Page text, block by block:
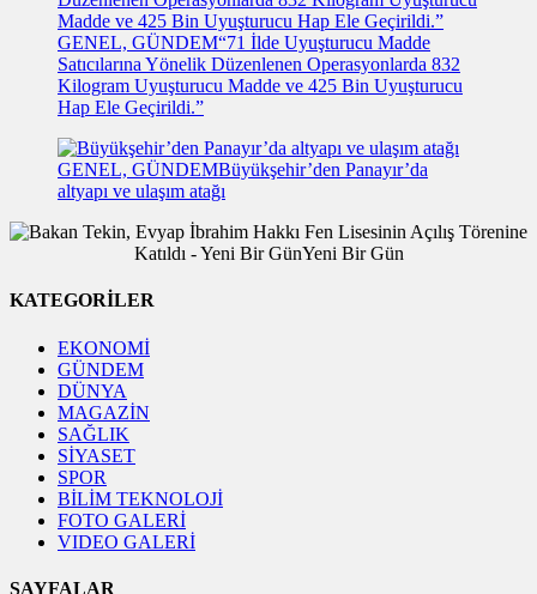
GENEL, GÜNDEM“71 İlde Uyuşturucu Madde
Satıcılarına Yönelik Düzenlenen Operasyonlarda 832
Kilogram Uyuşturucu Madde ve 425 Bin Uyuşturucu
Hap Ele Geçirildi.”
GENEL, GÜNDEMBüyükşehir’den Panayır’da
altyapı ve ulaşım atağı
KATEGORİLER
EKONOMİ
GÜNDEM
DÜNYA
MAGAZİN
SAĞLIK
SİYASET
SPOR
BİLİM TEKNOLOJİ
FOTO GALERİ
VIDEO GALERİ
SAYFALAR